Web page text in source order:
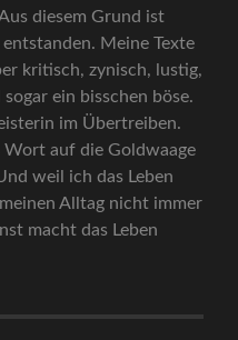
diesem Grund ist
Meine Texte
kritisch, zynisch, lustig,
ein bisschen böse.
im Übertreiben.
auf die Goldwaage
weil ich das Leben
Alltag nicht immer
macht das Leben